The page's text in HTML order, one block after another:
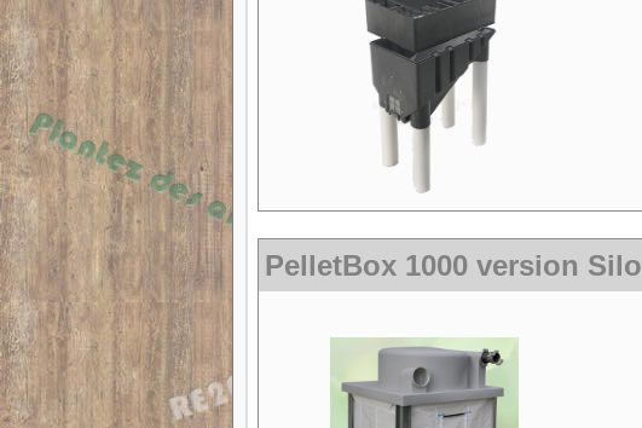
PelletBox 1000 version Silo